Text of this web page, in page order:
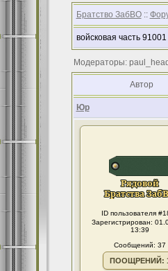
Братство ЗабВО::
войсковая часть
Модераторы:
Автор
Юр
ID пользователя
Зарегистрирован:
13:39
Сообщений: 37
ПООЩРЕНИЙ: